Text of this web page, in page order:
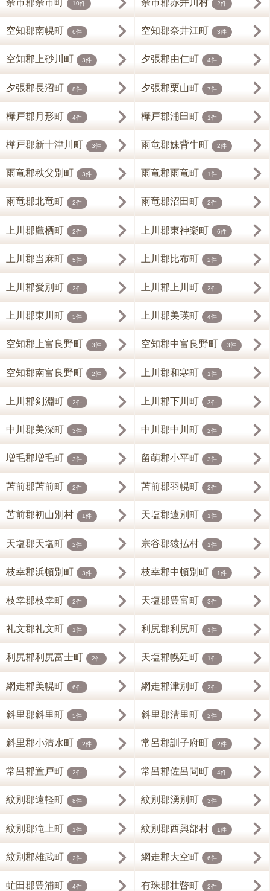
余市郡余市町 10件 余市郡赤井川村 2件
空知郡南幌町 6件 空知郡奈井江町 3件
空知郡上砂川町 3件 夕張郡由仁町 4件
夕張郡長沼町 8件 夕張郡栗山町 7件
樺戸郡月形町 4件 樺戸郡浦臼町 1件
樺戸郡新十津川町 3件 雨竜郡妹背牛町 2件
雨竜郡秩父別町 3件 雨竜郡雨竜町 1件
雨竜郡北竜町 2件 雨竜郡沼田町 2件
上川郡鷹栖町 2件 上川郡東神楽町 6件
上川郡当麻町 5件 上川郡比布町 2件
上川郡愛別町 2件 上川郡上川町 2件
上川郡東川町 5件 上川郡美瑛町 4件
空知郡上富良野町 3件 空知郡中富良野町 3件
空知郡南富良野町 2件 上川郡和寒町 1件
上川郡剣淵町 2件 上川郡下川町 3件
中川郡美深町 3件 中川郡中川町 2件
増毛郡増毛町 3件 留萌郡小平町 3件
苫前郡苫前町 2件 苫前郡羽幌町 2件
苫前郡初山別村 1件 天塩郡遠別町 1件
天塩郡天塩町 2件 宗谷郡猿払村 1件
枝幸郡浜頓別町 3件 枝幸郡中頓別町 1件
枝幸郡枝幸町 2件 天塩郡豊富町 3件
礼文郡礼文町 1件 利尻郡利尻町 1件
利尻郡利尻富士町 2件 天塩郡幌延町 1件
網走郡美幌町 6件 網走郡津別町 2件
斜里郡斜里町 5件 斜里郡清里町 2件
斜里郡小清水町 2件 常呂郡訓子府町 2件
常呂郡置戸町 2件 常呂郡佐呂間町 4件
紋別郡遠軽町 8件 紋別郡湧別町 3件
紋別郡滝上町 1件 紋別郡西興部村 1件
紋別郡雄武町 2件 網走郡大空町 6件
虻田郡豊浦町 4件 有珠郡壮瞥町 2件